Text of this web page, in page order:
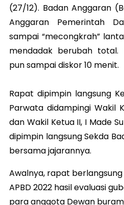
(27/12). Badan Anggaran
Anggaran Pemerintah
sampai “mecongkrah”
mendadak berubah total.
pun sampai diskor 10 menit.
Rapat dipimpin langsung
Parwata didampingi Wakil
dan Wakil Ketua II, I Made
dipimpin langsung Sekda
bersama jajarannya.
Awalnya, rapat
APBD 2022 hasil evaluasi
para anggota Dewan